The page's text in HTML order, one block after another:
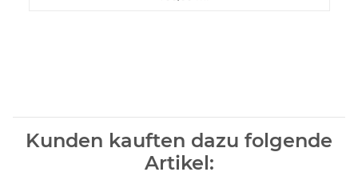
Kunden kauften dazu folgende
Artikel: